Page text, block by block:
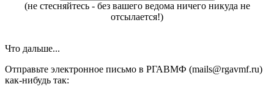
(не стесняйтесь - без вашего ведома ничего никуда не
отсылается!)
Что дальше...
Отправьте электронное письмо в РГАВМФ (mails@rgavmf.ru)
как-нибудь так: